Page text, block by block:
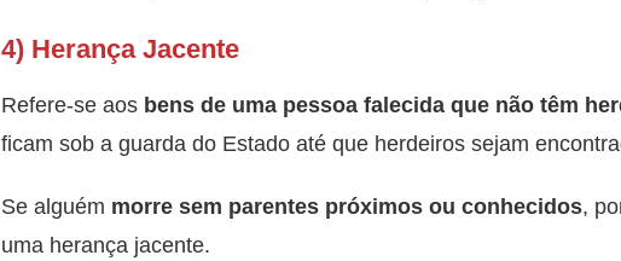
4) Herança Jacente
Refere-se aos bens de uma pessoa falecida que não têm
ficam sob a guarda do Estado até que herdeiros sejam
Se alguém morre sem parentes próximos ou conhecidos,
uma herança jacente.